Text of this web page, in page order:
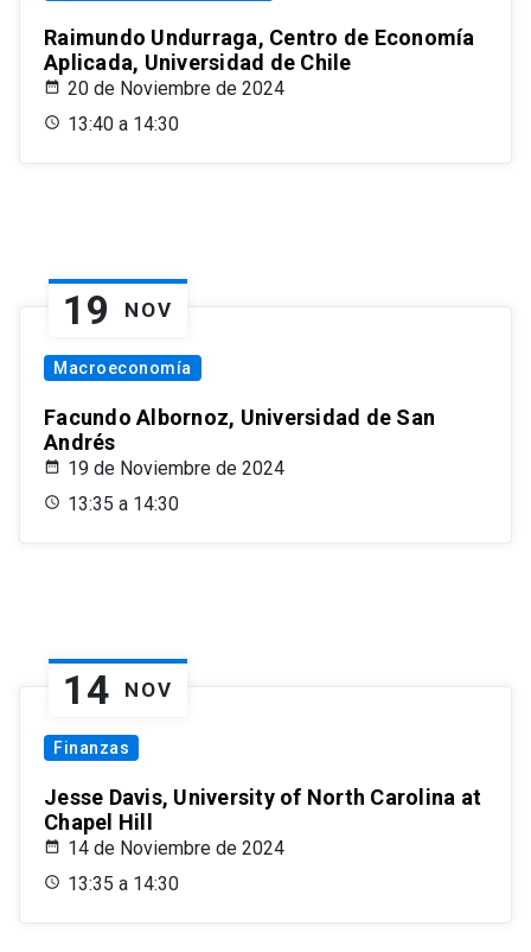
Raimundo Undurraga, Centro de Economía
Aplicada, Universidad de Chile
20 de Noviembre de 2024
13:40 a 14:30
19 NOV
Macroeconomía
Facundo Albornoz, Universidad de San
Andrés
19 de Noviembre de 2024
13:35 a 14:30
14 NOV
Finanzas
Jesse Davis, University of North Carolina at
Chapel Hill
14 de Noviembre de 2024
13:35 a 14:30